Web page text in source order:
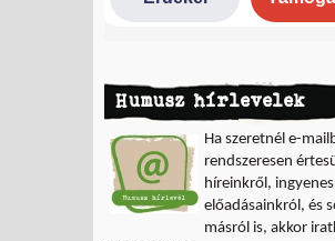
Humusz hírlevelek
Ha szeretnél e-
rendszeresen
híreinkről, ingyenes
előadásainkról, és
másról is, akkor